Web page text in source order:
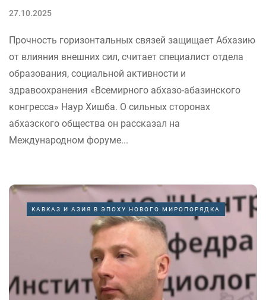
27.10.2025
Прочность горизонтальных связей защищает Абхазию
от влияния внешних сил, считает специалист отдела
образования, социальной активности и
здравоохранения «Всемирного абхазо-абазинского
конгресса» Наур Хишба. О сильных сторонах
абхазского общества он рассказал на
Международном форуме...
КАВКАЗ И АЗИЯ В ЭПОХУ НОВОГО МИРОПОРЯДКА